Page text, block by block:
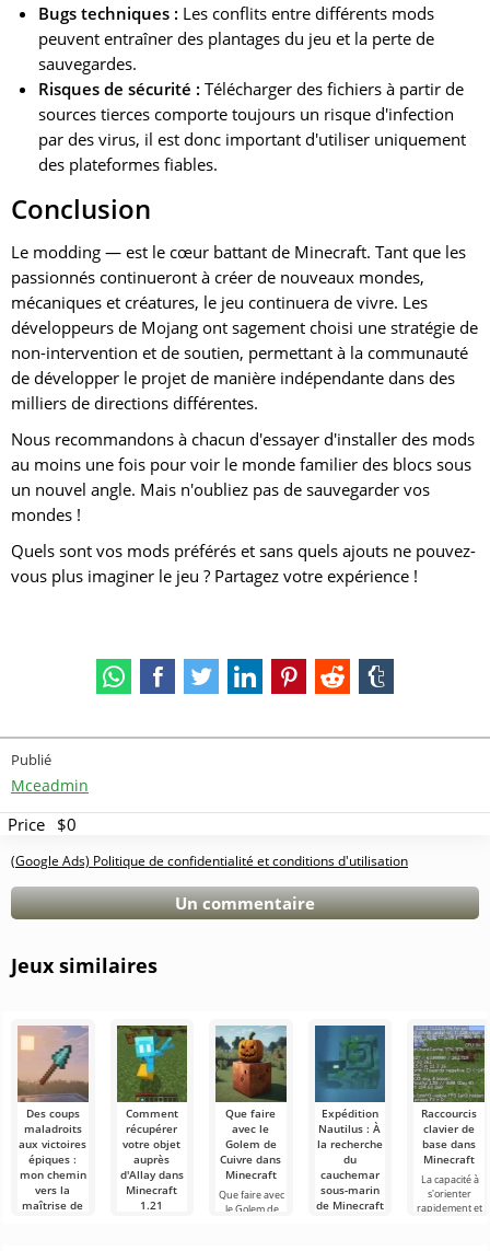
Bugs techniques : Les conflits entre différents mods
peuvent entraîner des plantages du jeu et la perte de
sauvegardes.
Risques de sécurité : Télécharger des fichiers à partir de
sources tierces comporte toujours un risque d'infection
par des virus, il est donc important d'utiliser uniquement
des plateformes fiables.
Conclusion
Le modding — est le cœur battant de Minecraft. Tant que les
passionnés continueront à créer de nouveaux mondes,
mécaniques et créatures, le jeu continuera de vivre. Les
développeurs de Mojang ont sagement choisi une stratégie de
non-intervention et de soutien, permettant à la communauté
de développer le projet de manière indépendante dans des
milliers de directions différentes.
Nous recommandons à chacun d'essayer d'installer des mods
au moins une fois pour voir le monde familier des blocs sous
un nouvel angle. Mais n'oubliez pas de sauvegarder vos
mondes !
Quels sont vos mods préférés et sans quels ajouts ne pouvez-
vous plus imaginer le jeu ? Partagez votre expérience !
Publié
Mceadmin
Price $0
(Google Ads) Politique de confidentialité et conditions d'utilisation
Un commentaire
Jeux similaires
Des coups
maladroits
aux victoires
épiques :
mon chemin
vers la
maîtrise de
Comment
récupérer
votre objet
auprès
d'Allay dans
Minecraft
1.21
Que faire
avec le
Golem de
Cuivre dans
Minecraft
Que faire avec
le Golem de
Expédition
Nautilus : À
la recherche
du
cauchemar
sous-marin
de Minecraft
Raccourcis
clavier de
base dans
Minecraft
La capacité à
s'orienter
rapidement et